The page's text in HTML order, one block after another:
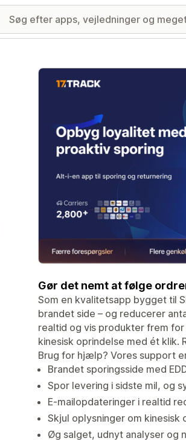
Galleri med udvalgte billeder
Gør det nemt at følge
Som en kvalitetsapp bygget til
brandet side – og reducerer
realtid og vis produkter frem
kinesisk oprindelse med ét klik.
Brug for hjælp? Vores support
Brandet sporingsside med
Spor levering i sidste mil, og
E-mailopdateringer i realtid
Skjul oplysninger om kinesisk
Øg salget, udnyt analyser og